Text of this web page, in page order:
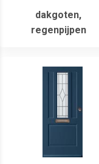
dakgoten,
regenpijpen